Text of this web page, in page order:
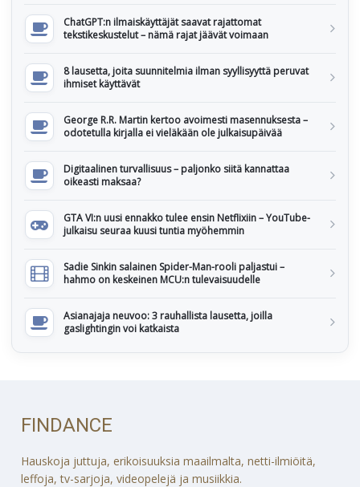
ChatGPT:n ilmaiskäyttäjät saavat rajattomat
tekstikeskustelut – nämä rajat jäävät voimaan
8 lausetta, joita suunnitelmia ilman syyllisyyttä peruvat
ihmiset käyttävät
George R.R. Martin kertoo avoimesti masennuksesta –
odotetulla kirjalla ei vieläkään ole julkaisupäivää
Digitaalinen turvallisuus – paljonko siitä kannattaa
oikeasti maksaa?
GTA VI:n uusi ennakko tulee ensin Netflixiin – YouTube-
julkaisu seuraa kuusi tuntia myöhemmin
Sadie Sinkin salainen Spider-Man-rooli paljastui –
hahmo on keskeinen MCU:n tulevaisuudelle
Asianajaja neuvoo: 3 rauhallista lausetta, joilla
gaslightingin voi katkaista
FINDANCE
Hauskoja juttuja, erikoisuuksia maailmalta, netti-ilmiöitä,
leffoja, tv-sarjoja, videopelejä ja musiikkia.